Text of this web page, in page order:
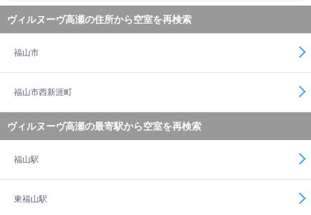
ヴィルヌーヴ高瀬の住所から空室を再検索
福山市
福山市西新涯町
ヴィルヌーヴ高瀬の最寄駅から空室を再検索
福山駅
東福山駅